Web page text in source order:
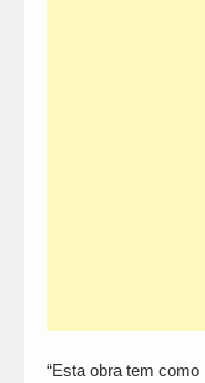
“Esta obra tem